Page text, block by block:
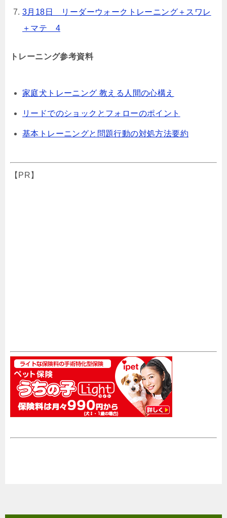
3月18日 リーダーウォークトレーニング＋スワレ
＋マテ 4
トレーニング参考資料
家庭犬トレーニング 教える人間の心構え
リードでのショックとフォローのポイント
基本トレーニングと問題行動の対処方法要約
【PR】